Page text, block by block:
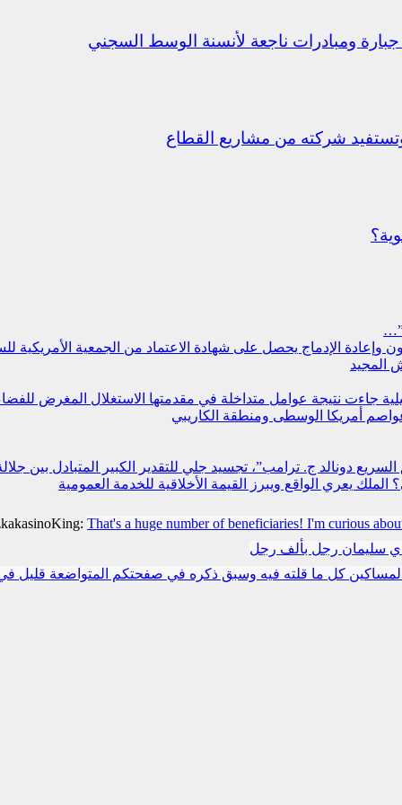
ومبادرات ناجعة لأنسنة الوسط السجني
شركته من مشاريع القطاع
وإعادة الإدماج يحصل على شهادة الاعتماد من الجمعية الأمريكية
المجيد
جاءت نتيجة عوامل متداخلة في مقدمتها الاستغلال المغرض
أمريكا الوسطى ومنطقة الكاريبي
دونالد ج. ترامب”، تجسيد جلي للتقدير الكبير المتبادل بين
يعري الواقع ويبرز القيمة الأخلاقية للخدمة العمومية
That's a huge number of beneficiaries! I'm curious
سليمان رجل بألف رجل
كل ما قلته فيه وسبق ذكره في صفحتكم المتواضعة قليل